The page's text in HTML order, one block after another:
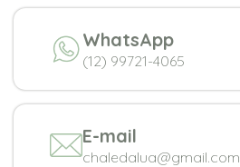
WhatsApp
(12) 99721-4065
E-mail
chaledalua@gmail.com